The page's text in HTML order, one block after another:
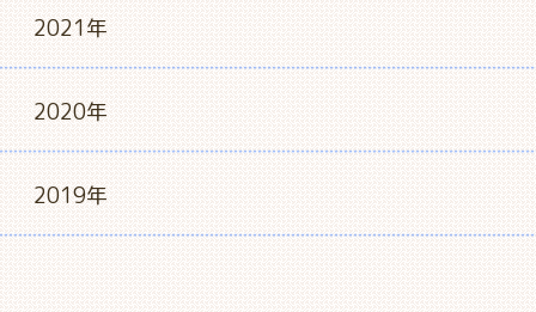
2021年
2020年
2019年